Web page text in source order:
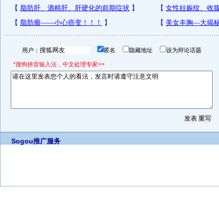
用户： 匿名 隐藏地址 设为辩论话题
*搜狗拼音输入法，中文处理专家>>
Sogou推广服务